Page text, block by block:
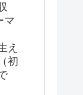
マ
え
初